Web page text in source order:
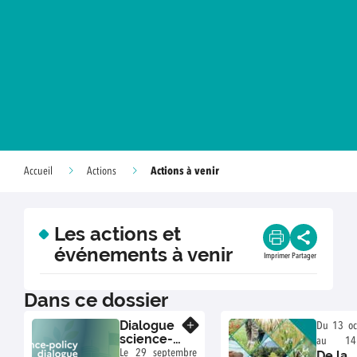
Accueil Actions Actions à venir
Les actions et
événements à venir
Imprimer Partager
Dans ce dossier
Dialogue
science-
politique :
Le 29 septembre
Du 13
au